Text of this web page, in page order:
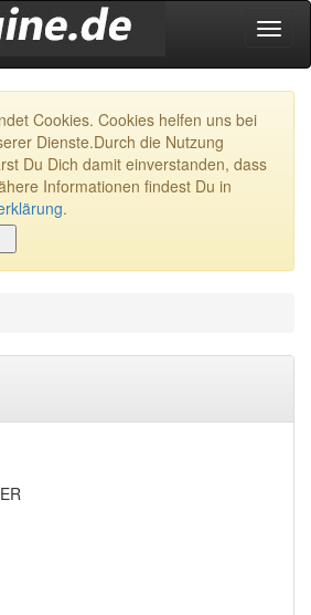
Cookies. Cookies helfen uns bei
Dienste.Durch die Nutzung
Du Dich damit einverstanden, dass
Informationen findest Du in
.